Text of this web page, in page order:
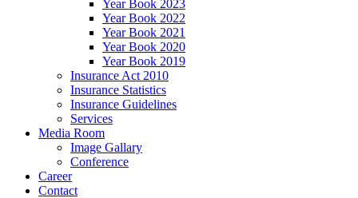
Year Book 2023
Year Book 2022
Year Book 2021
Year Book 2020
Year Book 2019
Insurance Act 2010
Insurance Statistics
Insurance Guidelines
Services
Media Room
Image Gallary
Conference
Career
Contact